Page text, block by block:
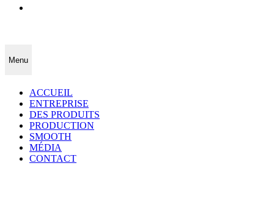
Menu
ACCUEIL
ENTREPRISE
DES PRODUITS
PRODUCTION
SMOOTH
MÉDIA
CONTACT